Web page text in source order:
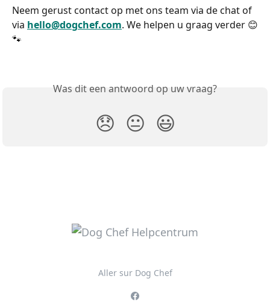
Neem gerust contact op met ons team via de chat of
via hello@dogchef.com. We helpen u graag verder 😊
🐾
Was dit een antwoord op uw vraag?
😞 😐 😃
Aller sur Dog Chef